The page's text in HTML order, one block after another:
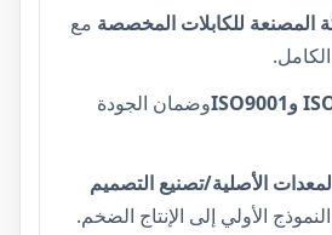
المصنعة للكابلات المخصصة مع
الكامل.
وضمان الجودة
الأصلية/تصنيع التصميم
الأولي إلى الإنتاج الضخم.